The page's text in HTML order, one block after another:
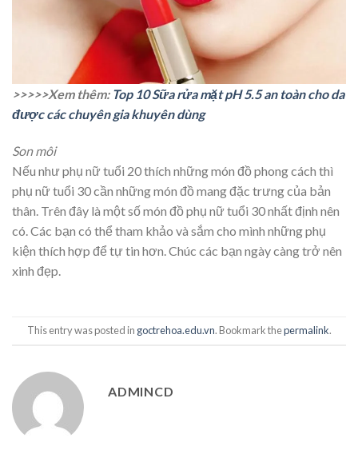
>>>>>Xem thêm: Top 10 Sữa rửa mặt pH 5.5 an toàn cho da
được các chuyên gia khuyên dùng
Son môi
Nếu như phụ nữ tuổi 20 thích những món đồ phong cách thì
phụ nữ tuổi 30 cần những món đồ mang đặc trưng của bản
thân. Trên đây là một số món đồ phụ nữ tuổi 30 nhất định nên
có. Các bạn có thể tham khảo và sắm cho mình những phụ
kiện thích hợp để tự tin hơn. Chúc các bạn ngày càng trở nên
xinh đẹp.
This entry was posted in goctrehoa.edu.vn. Bookmark thepermalink.
ADMINCD